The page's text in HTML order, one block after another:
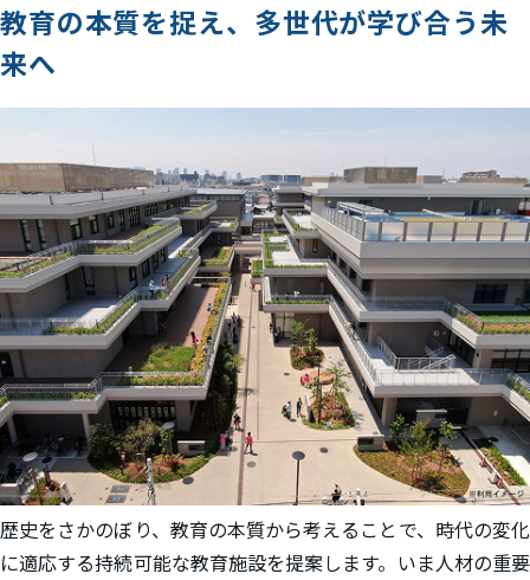
教育の本質を捉え、 多世代が学び合う未
来へ
歴史をさかのぼり、教育の本質から考えることで、時代の変化
に適応する持続可能な教育施設を提案します。いま人材の重要